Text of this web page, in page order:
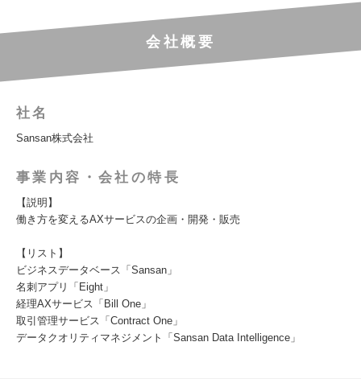
会社概要
社名
Sansan株式会社
事業内容・会社の特長
【説明】
働き方を変えるAXサービスの企画・開発・販売
【リスト】
ビジネスデータベース「Sansan」
名刺アプリ「Eight」
経理AXサービス「Bill One」
取引管理サービス「Contract One」
データクオリティマネジメント「Sansan Data Intelligence」